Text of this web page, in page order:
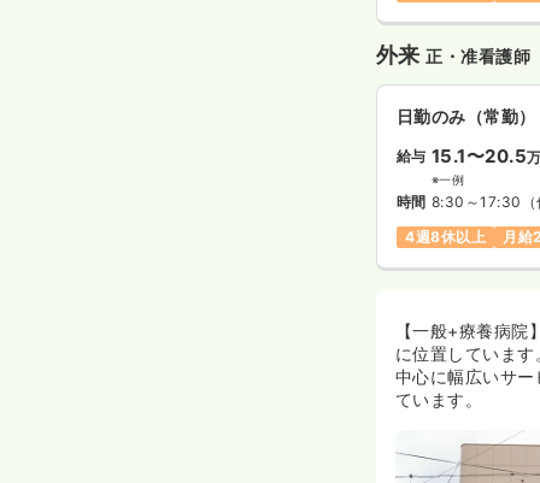
外来正・准看護師
日勤のみ（常勤）
給与 15.1〜20.5
※一例
時間 8:30～17:30
4週8休以上
月給
【一般+療養病
に位置していま
中心に幅広いサ
ています。